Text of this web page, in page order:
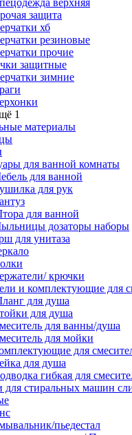
верхняя
защита
хб
резиновые
прочие
защитные
зимние
1
материалы
для ванной комнаты
для ванной
для рук
для ванной
дозаторы наборы
для унитаза
крючки
и комплектующие для
для душа
для душа
для ванны/душа
для мойки
для
для душа
гибкая для
стиральных машин
пьедестал